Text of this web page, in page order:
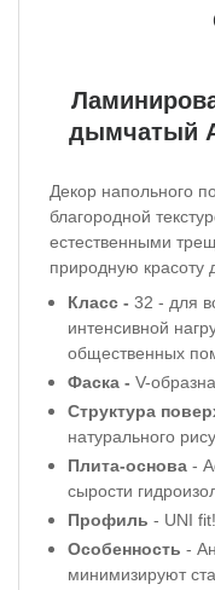
дымчатый
Декор напольного
благородной
естественными
природную красоту
Класс - 32 - для
интенсивной
общественных
Фаска - V-
Структура
натурального
Плита-основа -
сырости
Профиль - UNI
Особенность -
минимизируют